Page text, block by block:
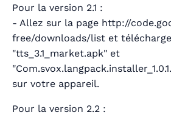
Pour la version 2.1 :
- Allez sur la page http://
free/downloads/list et
"tts_3.1_market.apk" et
sur votre appareil.
Pour la version 2.2 :